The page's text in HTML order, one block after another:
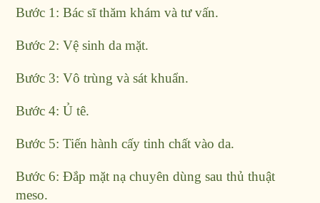
Bước 1: Bác sĩ thăm khám và tư vấn.
Bước 2: Vệ sinh da mặt.
Bước 3: Vô trùng và sát khuẩn.
Bước 4: Ủ tê.
Bước 5: Tiến hành cấy tinh chất vào da.
Bước 6: Đắp mặt nạ chuyên dùng sau thủ thuật
meso.